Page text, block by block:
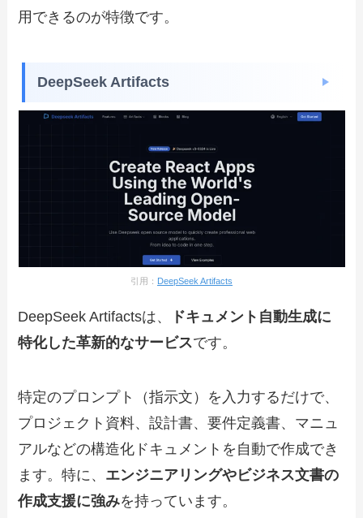
用できるのが特徴です。
DeepSeek Artifacts
引用： DeepSeek Artifacts
DeepSeek Artifactsは、
ドキュメント自動生成に
特化した革新的なサービスです。
特定のプロンプト（指示文）を入力するだけで、
プロジェクト資料、設計書、要件定義書、マニュ
アルなどの構造化ドキュメントを自動で作成でき
ます。特に、 エンジニアリングやビジネス文書の
作成支援に強みを持っています。